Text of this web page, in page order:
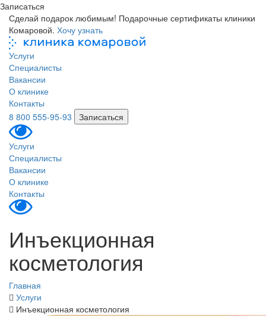
Записаться
Сделай подарок любимым! Подарочные сертификаты клиники
Комаровой. Хочу узнать
Услуги
Специалисты
Вакансии
О клинике
Контакты
8 800 555-95-93
Записаться
Услуги
Специалисты
Вакансии
О клинике
Контакты
Инъекционная
косметология
Главная
Услуги
Инъекционная косметология